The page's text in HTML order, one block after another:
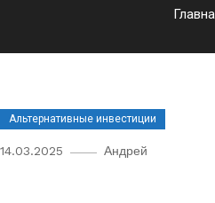
Альтернативные инвестиции
14.03.2025 Андрей